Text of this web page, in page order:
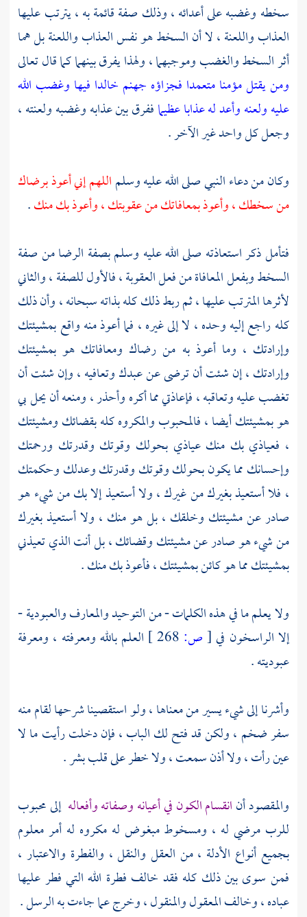
سخطه وغضبه على أعدائه ، وذلك صفة قائمة به ، يترتب عليها
العذاب واللعنة ، لا أن السخط هو نفس العذاب واللعنة بل هما
أثر السخط والغضب وموجبهما ، ولهذا يفرق بينهما كما قال تعالى
ومن يقتل مؤمنا متعمدا فجزاؤه جهنم خالدا فيها وغضب الله
عليه ولعنه وأعد له عذابا عظيماففرق بين عذابه وغضبه ولعنته ،
وجعل كل واحد غير الآخر .
وكان من دعاء النبي صلى الله عليه وسلماللهم إني أعوذ برضاك
من سخطك ، وأعوذ بمعافاتك من عقوبتك ، وأعوذ بك منك.
فتأمل ذكر استعاذته صلى الله عليه وسلم بصفة الرضا من صفة
السخط وبفعل المعافاة من فعل العقوبة ، فالأول للصفة ، والثاني
لأثرها المترتب عليها ، ثم ربط ذلك كله بذاته سبحانه ، وأن ذلك
كله راجع إليه وحده ، لا إلى غيره ، فما أعوذ منه واقع بمشيئتك
وإرادتك ، وما أعوذ به من رضاك ومعافاتك هو بمشيئتك
وإرادتك ، إن شئت أن ترضى عن عبدك وتعافيه ، وإن شئت أن
تغضب عليه وتعاقبه ، فإعاذتي مما أكره وأحذر ، ومنعه أن يحل بي
هو بمشيئتك أيضا ، فالمحبوب والمكروه كله بقضائك ومشيئتك
، فعياذي بك منك عياذي بحولك وقوتك وقدرتك ورحمتك
وإحسانك مما يكون بحولك وقوتك وقدرتك وعدلك وحكمتك
، فلا أستعيذ بغيرك من غيرك ، ولا أستعيذ إلا بك من شيء هو
صادر عن مشيئتك وخلقك ، بل هو منك ، ولا أستعيذ بغيرك
من شيء هو صادر عن مشيئتك وقضائك ، بل أنت الذي تعيذني
بمشيئتك مما هو كائن بمشيئتك ، فأعوذ بك منك .
ولا يعلم ما في هذه الكلمات - من التوحيد والمعارف والعبودية -
إلا الراسخون في[ص:
العلم بالله ومعرفته ، ومعرفة
عبوديته .
وأشرنا إلى شيء يسير من معناها ، ولو استقصينا شرحها لقام منه
سفر ضخم ، ولكن قد فتح لك الباب ، فإن دخلت رأيت ما لا
عين رأت ، ولا أذن سمعت ، ولا خطر على قلب بشر .
والمقصود أنانقسام الكون في أعيانه وصفاته وأفعاله إلى محبوب
للرب مرضي له ، ومسخوط مبغوض له مكروه له أمر معلوم
بجميع أنواع الأدلة ، من العقل والنقل ، والفطرة والاعتبار ،
فمن سوى بين ذلك كله فقد خالف فطرة الله التي فطر عليها
عباده ، وخالف المعقول والمنقول ، وخرج عما جاءت به الرسل .